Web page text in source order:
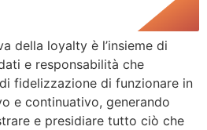
della loyalty è l’insieme di
e responsabilità che
fidelizzazione di funzionare in
e continuativo, generando
e presidiare tutto ciò che